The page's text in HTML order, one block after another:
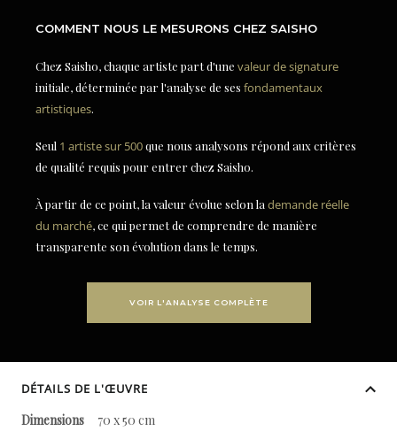
COMMENT NOUS LE MESURONS CHEZ SAISHO
Chez Saisho, chaque artiste part d'une valeur de signature
initiale, déterminée par l'analyse de ses fondamentaux
artistiques.
Seul 1 artiste sur 500que nous analysons répond aux critères
de qualité requis pour entrer chez Saisho.
À partir de ce point, la valeur évolue selon la demande réelle
du marché, ce qui permet de comprendre de manière
transparente son évolution dans le temps.
VOIR L'ANALYSE COMPLÈTE
DÉTAILS DE L'ŒUVRE
Dimensions
70 x 50 cm